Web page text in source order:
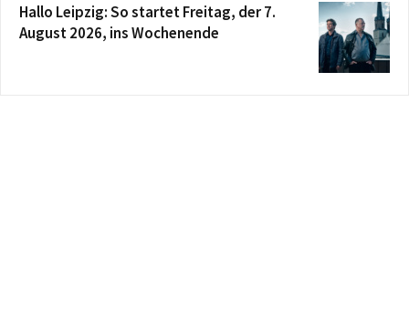
Hallo Leipzig: So startet Freitag, der 7.
August 2026, ins Wochenende